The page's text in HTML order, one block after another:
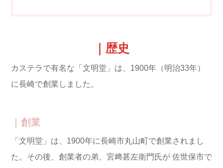
｜歴史
カステラで有名な「文明堂」は、1900年（明治33年）
に長崎で創業しました。
｜創業
「文明堂」は、1900年に長崎市丸山町で創業されまし
た。その後、創業者の弟、宮﨑甚左衛門氏が 佐世保市で